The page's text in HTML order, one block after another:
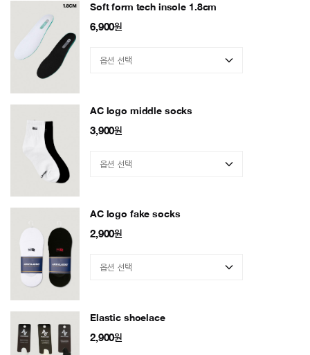
Soft form tech insole 1.8cm
6,900원
AC logo middle socks
3,900원
AC logo fake socks
2,900원
Elastic shoelace
2,900원